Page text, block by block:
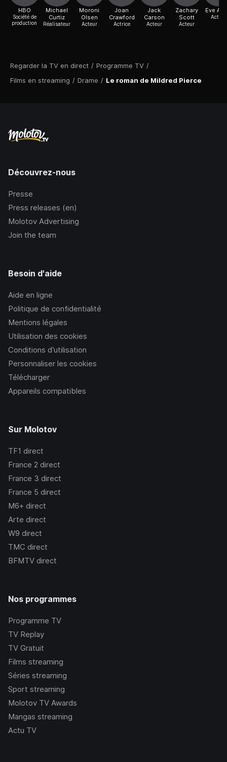
Regarder la TV en direct / Programme TV /
Films en streaming / Drame / Le roman de Mildred Pierce
HBO
Société de
production
Michael
Curtiz
Réalisateur
Moroni
Olsen
Acteur
Joan
Crawford
Actrice
Jack
Carson
Acteur
Zachary
Scott
Acteur
Eve
Actrice
Découvrez-nous
Presse
Press releases (en)
Molotov Advertising
Join the team
Besoin d'aide
Aide en ligne
Politique de confidentialité
Mentions légales
Utilisation des cookies
Conditions d’utilisation
Personnaliser les cookies
Télécharger
Appareils compatibles
Sur Molotov
TF1 direct
France 2 direct
France 3 direct
France 5 direct
M6+ direct
Arte direct
W9 direct
TMC direct
BFMTV direct
Nos programmes
Programme TV
TV Replay
TV Gratuit
Films streaming
Séries streaming
Sport streaming
Molotov TV Awards
Mangas streaming
Actu TV